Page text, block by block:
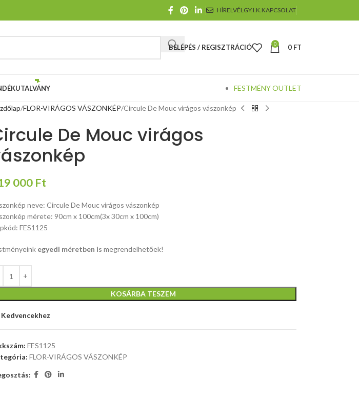
HÍRELVÉLGY.I.K.KAPCSOLAT
BELÉPÉS / REGISZTRÁCIÓ 0 0 FT
FESTMÉNY OUTLET
FLOR-VIRÁGOS VÁSZONKÉP Circule De Mouc virágos vászonkép
De Mouc virágos
000 Ft
neve: Circule De Mouc virágos vászonkép
mérete: 90cm x 100cm(3x 30cm x 100cm)
FES1125
egyedi méretben is megrendelhetőek!
KOSÁRBA TESZEM
Kedvencekhez
FES1125
FLOR-VIRÁGOS VÁSZONKÉP